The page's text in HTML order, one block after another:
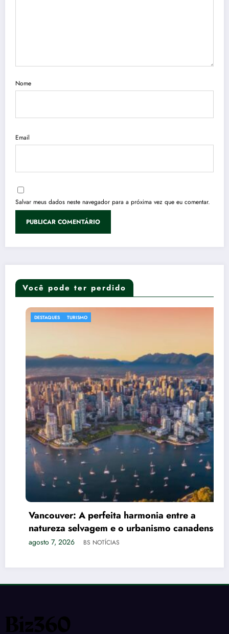
Nome
Email
Salvar meus dados neste navegador para a próxima vez que eu comentar.
Você pode ter perdido
DESTAQUES TURISMO
Vancouver: A perfeita harmonia entre a
natureza selvagem e o urbanismo canadense
agosto 7, 2026 BS NOTÍCIAS